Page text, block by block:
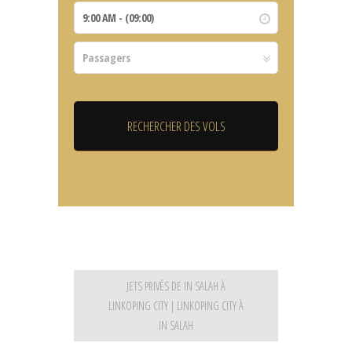
JETS PRIVÉS DE IN SALAH À
LINKOPING CITY | LINKOPING CITY À
IN SALAH